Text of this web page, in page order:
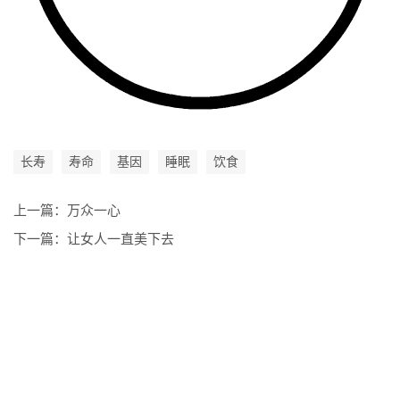
长寿 寿命 基因 睡眠 饮食
上一篇： 万众一心
下一篇： 让女人一直美下去